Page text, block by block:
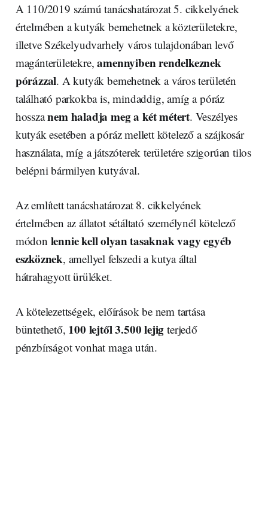
A 110/2019 számú tanácshatározat 5. cikkelyének
értelmében a kutyák bemehetnek a közterületekre,
illetve Székelyudvarhely város tulajdonában levő
magánterületekre,amennyiben rendelkeznek
pórázzal. A kutyák bemehetnek a város területén
található parkokba is, mindaddig, amíg a póráz
hosszanem haladja meg a két métert. Veszélyes
kutyák esetében a póráz mellett kötelező a szájkosár
használata, míg a játszóterek területére szigorúan tilos
belépni bármilyen kutyával.
Az említett tanácshatározat 8. cikkelyének
értelmében az állatot sétáltató személynél kötelező
módon lennie kell olyan tasaknak vagy egyéb
eszköznek, amellyel felszedi a kutya által
hátrahagyott ürüléket.
A kötelezettségek, előírások be nem tartása
büntethető, 100 lejtől 3.500 lejig terjedő
pénzbírságot vonhat maga után.